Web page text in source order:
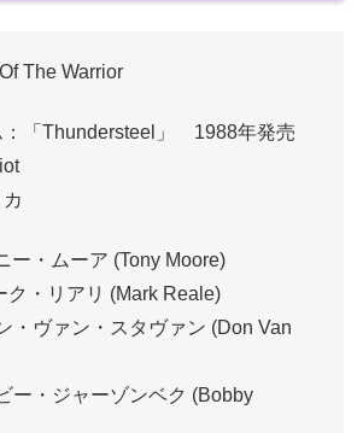
The Warrior
：「Thundersteel」 1988年発売
・ムーア (Tony Moore)
・リアリ (Mark Reale)
ヴァン・スタヴァン (Don Van
・ジャーゾンベク (Bobby